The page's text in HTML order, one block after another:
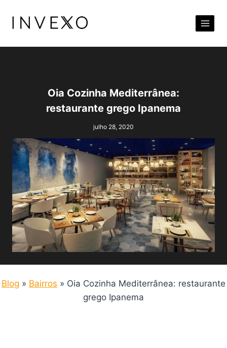
para
Conteúdo
Oia Cozinha Mediterrânea:
restaurante grego Ipanema
julho 28, 2020
Blog » Bairros » Oia Cozinha Mediterrânea: restaurante
grego Ipanema